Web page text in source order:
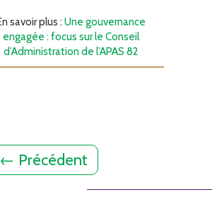
savoir plus : Une gouvernance
engagée : focus sur le Conseil
d’Administration de l’APAS 82
← Précédent